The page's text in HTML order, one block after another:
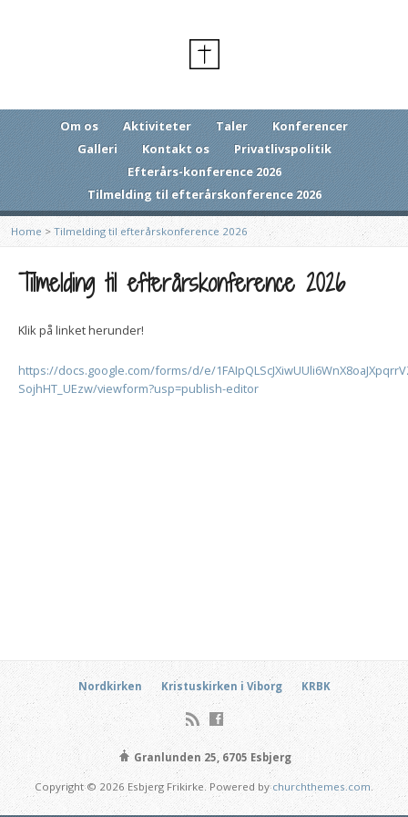
Om os Aktiviteter Taler
Konferencer
Galleri
Kontakt os
Privatlivspolitik
Efterårs-konference 2026
Tilmelding til efterårskonference 2026
Home > Tilmelding til efterårskonference 2026
Tilmelding til efterårskonference 2026
Klik på linket herunder!
https://docs.google.com/forms/d/e/
SojhHT_UEzw/viewform?usp=publish-editor
Nordkirken Kristuskirken i Viborg KRBK
Granlunden 25, 6705 Esbjerg
Copyright © 2026 Esbjerg Frikirke. Powered bychurchthemes.com